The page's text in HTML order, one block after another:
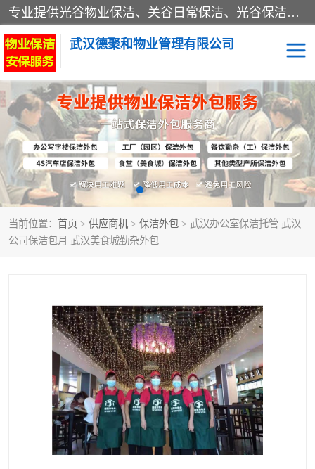
专业提供光谷物业保洁、关谷日常保洁、光谷保洁外包及武汉其他城区的单位日常保洁 武汉德聚和物业管理有限公司致力于打造中国专业物业保洁服务、日常保洁及其他保洁清洗外包服务。自公司成立以来提倡以先进的物业管理理念和模式经营，谋篇布局，以“至诚服务、精益求精、规范管理、锐意拓新”为质量方针，强化内部管理，为业主提供专业化、标准化和精细化的全方位物业服务，管理服务水平得到了广大业主和业内人士的一致好评。
武汉德聚和物业管理有限公司
当前位置： 首页 > 供应商机 > 保洁外包 > 武汉办公室保洁托管 武汉
公司保洁包月 武汉美食城勤杂外包
保洁外包